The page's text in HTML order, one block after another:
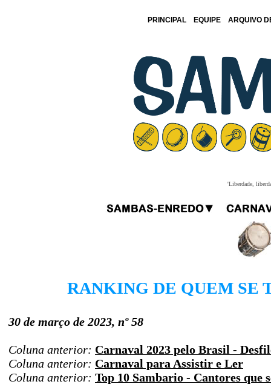
PRINCIPAL EQUIPE ARQUIVO
'Liberdade,
RANKING DE QUEM SE
30 de março de 2023, nº 58
Coluna anterior: Carnaval 2023 pelo Brasil -
Coluna anterior: Carnaval para Assistir e Ler
Coluna anterior: Top 10 Sambario - Cantores que